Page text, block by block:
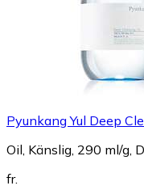
Pyunkang Yul Deep
Oil, Känslig, 290 ml/g,
fr.